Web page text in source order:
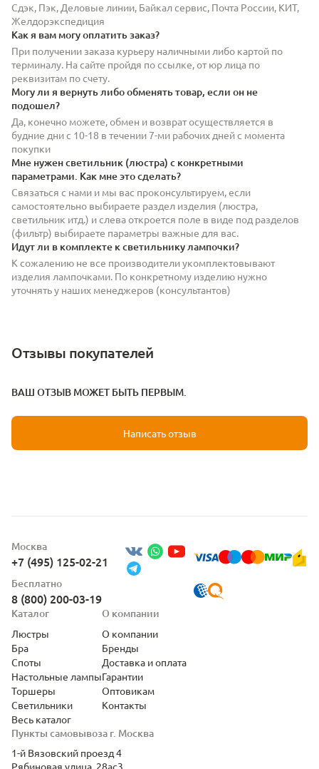
Сдэк, Пэк, Деловые линии, Байкал сервис, Почта России, КИТ,
Желдорэкспедиция
Как я вам могу оплатить заказ?
При получении заказа курьеру наличными либо картой по
терминалу. На сайте пройдя по ссылке, от юр лица по
реквизитам по счету.
Могу ли я вернуть либо обменять товар, если он не
подошел?
Да, конечно можете, обмен и возврат осуществляется в
будние дни с 10-18 в течении 7-ми рабочих дней с момента
покупки
Мне нужен светильник (люстра) с конкретными
параметрами. Как мне это сделать?
Связаться с нами и мы вас проконсультируем, если
самостоятельно выбираете раздел изделия (люстра,
светильник итд.) и слева откроется поле в виде под разделов
(фильтр) выбираете параметры важные для вас.
Идут ли в комплекте к светильнику лампочки?
К сожалению не все производители укомплектовывают
изделия лампочками. По конкретному изделию нужно
уточнять у наших менеджеров (консультантов)
Отзывы покупателей
ВАШ ОТЗЫВ МОЖЕТ БЫТЬ ПЕРВЫМ.
Написать отзыв
Москва
+7 (495) 125-02-21
Бесплатно
8 (800) 200-03-19
Пункты самовывоза г. Москва
1-й Вязовский проезд 4
Каталог
Люстры
Бра
Споты
Настольные лампы
Торшеры
Светильники
Весь каталог
О компании
О компании
Бренды
Доставка и оплата
Гарантии
Оптовикам
Контакты